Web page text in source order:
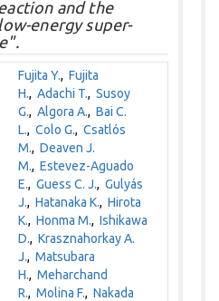
and the
energy super-
Fujita Y.,Fujita
H.,Adachi T.,Susoy
G.,Algora A.,Bai C.
L.,Colo G.,Csatlós
M.,Deaven J.
M.,Estevez-Aguado
E.,Guess C. J.,Gulyás
J.,Hatanaka K.,Hirota
K.,Honma M.,Ishikawa
D.,Krasznahorkay A.
J.,Matsubara
H.,Meharchand
R.,Molina F.,Nakada